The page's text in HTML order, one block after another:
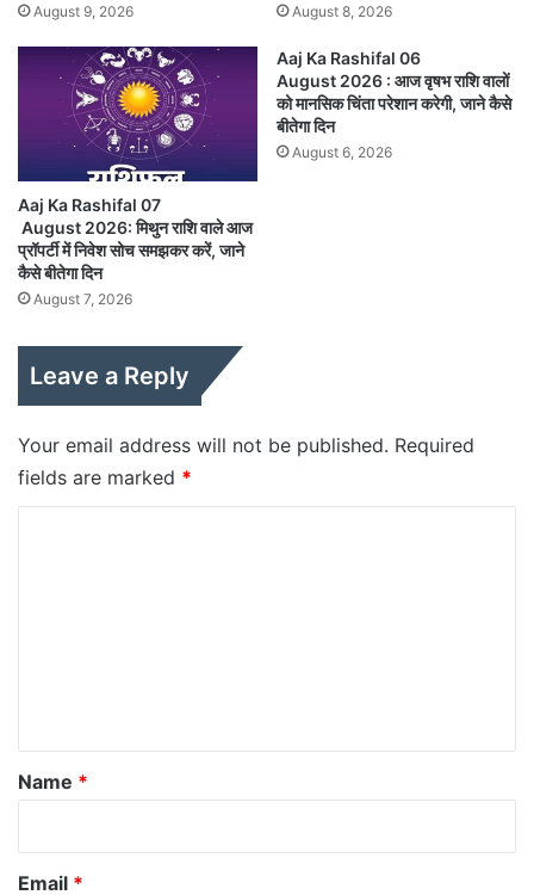
August 9, 2026 August 8, 2026
Aaj Ka Rashifal 07
August 2026: मिथुन राशि वाले आज
प्रॉपर्टी में निवेश सोच समझकर करें, जाने
कैसे बीतेगा दिन
August 7, 2026
Aaj Ka Rashifal 06
August 2026 : आज वृषभ राशि वालों
को मानसिक चिंता परेशान करेगी, जाने कैसे
बीतेगा दिन
August 6, 2026
Leave a Reply
Your email address will not be published. Required
fields are marked *
*
Name *
Email *